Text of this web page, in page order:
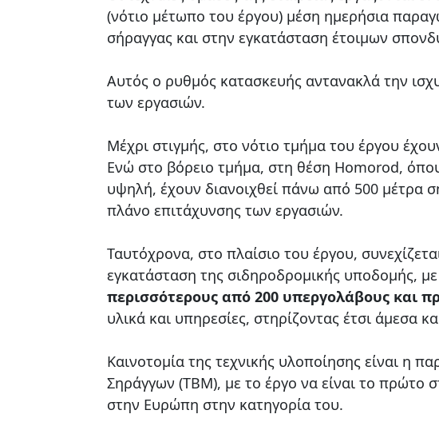
(νότιο μέτωπο του έργου) μέση ημερήσια
σήραγγας και στην εγκατάσταση έτοιμων
Αυτός ο ρυθμός κατασκευής αντανακλά την
των εργασιών.
Μέχρι στιγμής, στο νότιο τμήμα του έργου
Ενώ στο βόρειο τμήμα, στη θέση Homorod,
υψηλή, έχουν διανοιχθεί πάνω από 500 μέτρα
πλάνο επιτάχυνσης των εργασιών.
Ταυτόχρονα, στο πλαίσιο του έργου,
εγκατάσταση της σιδηροδρομικής υποδομής,
περισσότερους από 200 υπεργολάβους και
υλικά και υπηρεσίες, στηρίζοντας έτσι άμεσα
Καινοτομία της τεχνικής υλοποίησης είναι η
Σηράγγων (TBM), με το έργο να είναι το πρώτο
στην Ευρώπη στην κατηγορία του.